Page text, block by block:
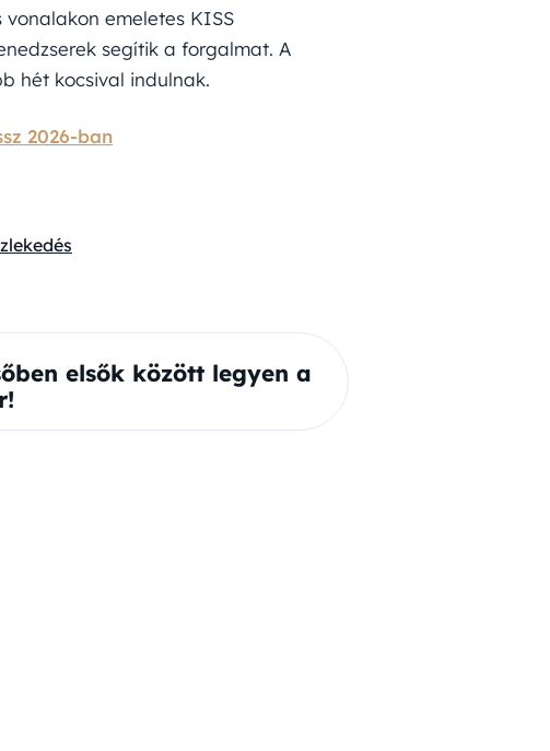
emeletes KISS
segítik a forgalmat. A
hét kocsival indulnak.
2026-ban
elsők között legyen a